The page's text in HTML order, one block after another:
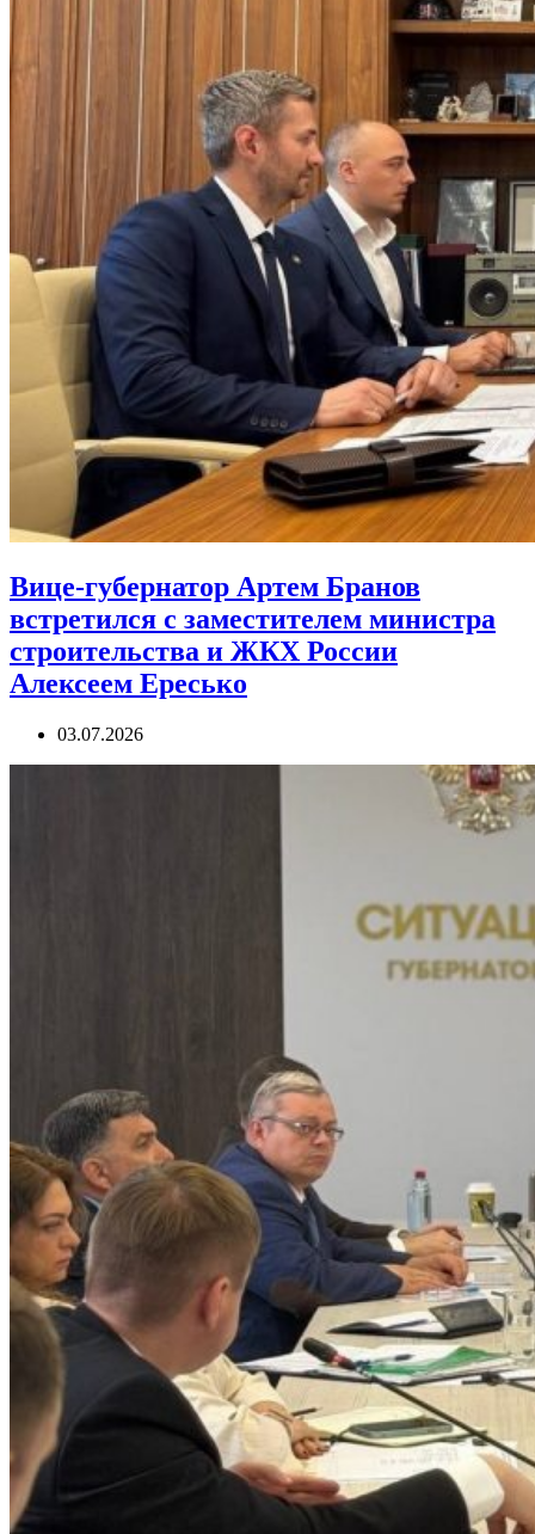
Вице-губернатор Артем Бранов
встретился с заместителем министра
строительства и ЖКХ России
Алексеем Ересько
03.07.2026